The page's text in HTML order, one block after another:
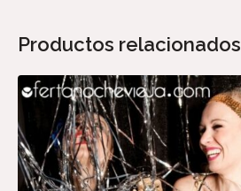
Productos relacionados